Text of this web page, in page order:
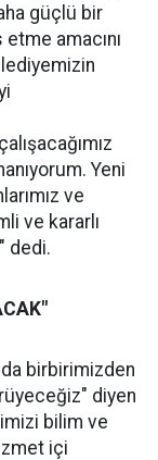
güçlü bir
amacını
Yeni
ve
ve kararlı
dedi.
birbirimizden
diyen
bilim ve
içi